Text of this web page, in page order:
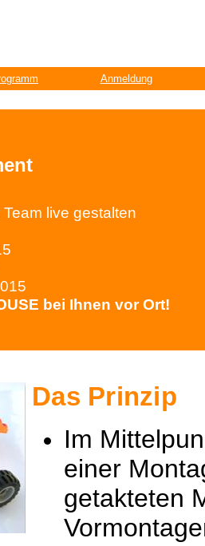
Anmeldung
live gestalten
bei Ihnen vor Ort!
Das Prinzip
Im
einer
getakteten